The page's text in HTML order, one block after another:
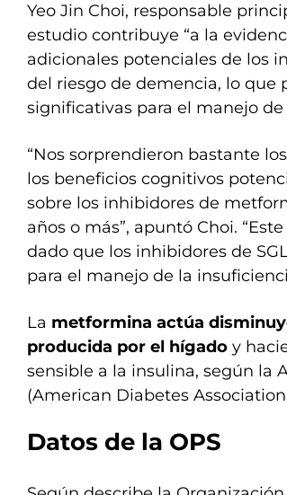
Yeo Jin Choi, responsable
estudio contribuye “a la
adicionales potenciales de los
del riesgo de demencia, lo que
significativas para el manejo de
“Nos sorprendieron bastante
los beneficios cognitivos
sobre los inhibidores de
años o más”, apuntó Choi.
dado que los inhibidores de
para el manejo de la
La metformina actúa
producida por el hígado y
sensible a la insulina, según la
(American Diabetes
Datos de la OPS